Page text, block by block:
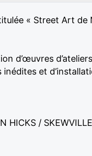
« Street Art
d’œuvres
et
HICKS /